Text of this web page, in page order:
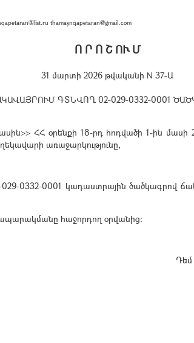
thamaynqapetaran@gmail.com
Ո Ր Ո Շ ՈՒ Մ
31 մարտի 2026 թվականի N 37-Ա
ԳՏՆՎՈՂ 02-029-0332-0001
ՀՀ օրենքի 18-րդ հոդվածի 1-ին մասի
առաջարկությունը,
0332-0001 կադաստրային ծածկագրով
հաջորդող օրվանից:
Դեմ